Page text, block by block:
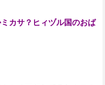
カサ？ヒィヅル国のおば